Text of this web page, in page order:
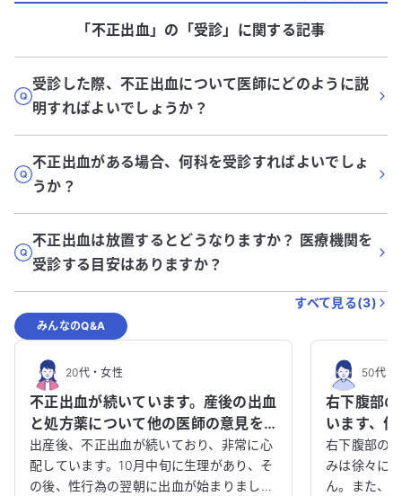
「不正出血」 の「受診」に関する記事
受診した際、不正出血について医師にどのように説
明すればよいでしょうか？
不正出血がある場合、何科を受診すればよいでしょ
うか？
不正出血は放置するとどうなりますか？ 医療機関を
受診する目安はありますか？
すべて見る(3)
みんなのQ&A
20代・女性
不正出血が続いています。産後の出血
と処方薬について他の医師の意見を
教えてください。
出産後、不正出血が続いており、非常に心
配しています。10月中旬に生理があり、そ
の後、性行為の翌朝に出血が始まりまし
50代・
右下腹部
います、
か？
右下腹部の
みは徐々に
ん。また、